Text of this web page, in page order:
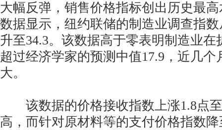
大幅反弹，销售价格指标创出历史最
数据显示，纽约联储的制造业调查指
升至34.3。该数据高于零表明制造业在
超过经济学家的预测中值17.9，近几个
大。
该数据的价格接收指数上涨1.8点至
高，而针对原材料等的支付价格指数